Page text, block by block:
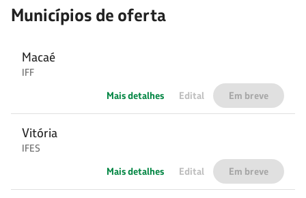
Municípios de oferta
Macaé
IFF
Mais detalhes Edital Em breve
Vitória
IFES
Mais detalhes Edital Em breve